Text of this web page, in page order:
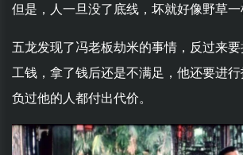
但是，人一旦没了底线，坏就好像野草一
五龙发现了冯老板劫米的事情，反过来
工钱，拿了钱后还是不满足，他还要进
负过他的人都付出代价。